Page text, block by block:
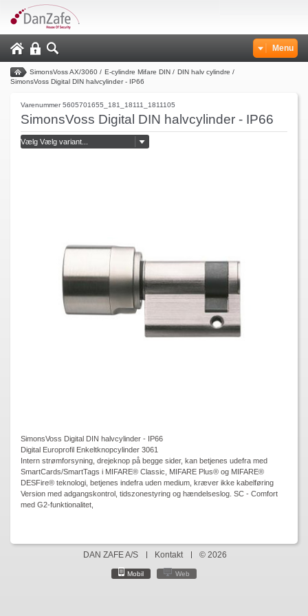
Menu
SimonsVoss AX/3060 / E-cylindre Mifare DIN / DIN halv cylindre /
SimonsVoss Digital DIN halvcylinder - IP66
Varenummer 5605701655_181_18111_1811105
SimonsVoss Digital DIN halvcylinder - IP66
SimonsVoss Digital DIN halvcylinder - IP66
Digital Europrofil Enkeltknopcylinder 3061
Intern strømforsyning, drejeknop på begge sider, kan betjenes udefra med
SmartCards/SmartTags i MIFARE® Classic, MIFARE Plus® og MIFARE®
DESFire® teknologi, betjenes indefra uden medium, kræver ikke kabelføring
Version med adgangskontrol, tidszonestyring og hændelseslog. SC - Comfort
med G2-funktionalitet,
DAN ZAFE A/S Kontakt © 2026
Mobil Web